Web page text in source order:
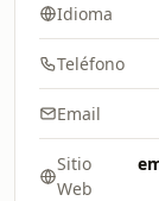
Idioma
Teléfono
Email
Sitio
Web